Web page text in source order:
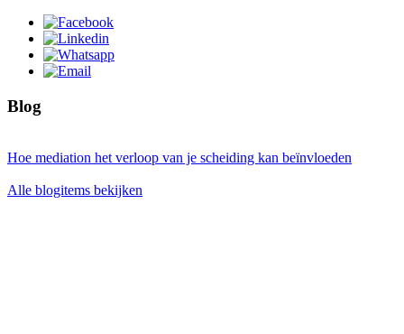
Blog
Hoe mediation het verloop van je scheiding kan beïnvloeden
Alle blogitems bekijken